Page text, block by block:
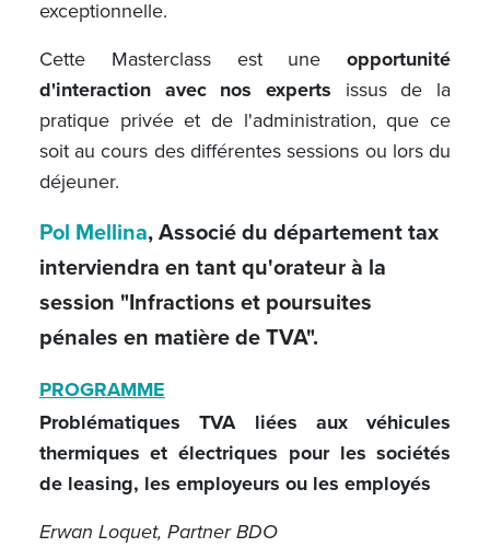
exceptionnelle.
Cette Masterclass est uneopportunité
d'interaction avec nos experts issus de la
pratique privée et de l'administration, que ce
soit au cours des différentes sessions ou lors du
déjeuner.
Pol Mellina, Associé du département tax
interviendra en tant qu'orateur à la
session "Infractions et poursuites
pénales en matière de TVA".
PROGRAMME
Problématiques TVA liées aux véhicules
thermiques et électriques pour les sociétés
de leasing, les employeurs ou les employés
Erwan Loquet, Partner BDO